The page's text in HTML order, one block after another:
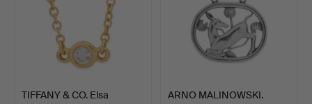
TIFFANY & CO. Elsa
ARNO MALINOWSKI.